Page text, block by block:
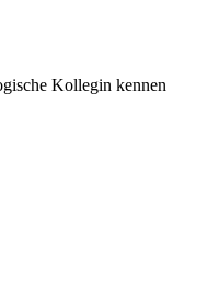
Kollegin kennen